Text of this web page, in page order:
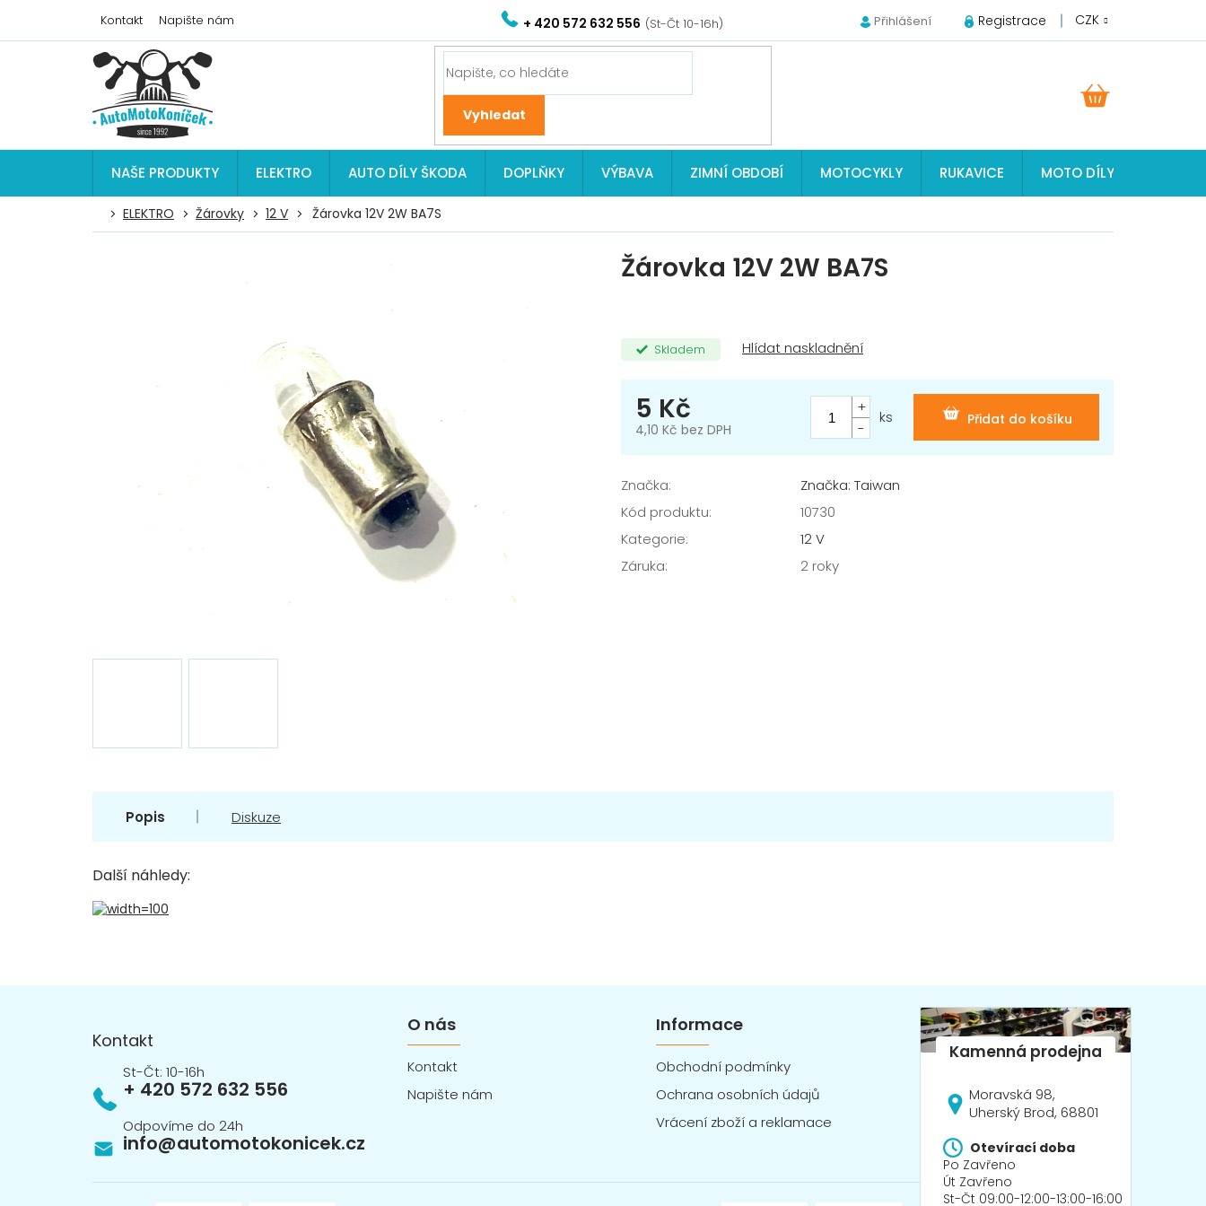
obsah
+ 420 572 632 556
Kontakt Napište nám CZK
Přihlášení Registrace
NAŠE PRODUKTY ELEKTRO AUTO DÍLY ŠKODA DOPLŇKY VÝBAVA ZIMNÍ OBDOBÍ MOTOCYKLY RUKAVICE MOTO DÍLY JAWA, ČZ,
ELEKTRO Žárovky 12 V Žárovka 12V 2W BA7S
Žárovka 12V 2W BA7S
Skladem
5 Kč
4,10 Kč bez DPH
Přidat do košíku
ks
Značka:
Značka: Taiwan
Kód produktu:
10730
Kategorie:
12 V
Záruka: 2 roky
Popis Diskuze
Další náhledy:
Kontakt
info@automotokonicek.cz
+ 420 572 632 556
O nás
Kontakt
Napište nám
Informace
Obchodní podmínky
Ochrana osobních údajů
Vrácení zboží a reklamace
Moravská 98,
Uherský Brod, 68801
Otevírací doba
Po Zavřeno
Út Zavřeno
St-Čt 09:00-12:00-13:00-16:00